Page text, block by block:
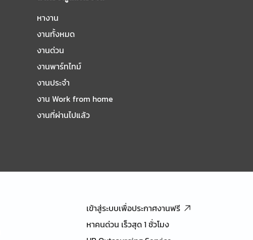
หางาน
งานทั้งหมด
งานด่วน
งานพาร์ทไทม์
งานประจำ
งาน Work from home
งานที่ผ่านไปแล้ว
เข้าสู่ระบบเพื่อประกาศงานฟรี
หาคนด่วน เร็วสุด 1 ชั่วโมง